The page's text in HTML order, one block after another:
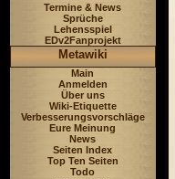
Termine & News
Sprüche
Lehensspiel
EDv2Fanprojekt
Metawiki
Main
Anmelden
Über uns
Wiki-Etiquette
Verbesserungsvorschläge
Eure Meinung
News
Seiten Index
Top Ten Seiten
Todo